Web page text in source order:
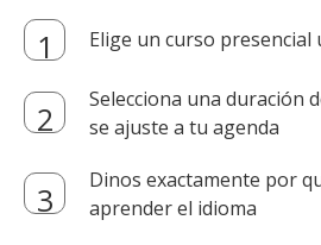
Elige un curso presencial
Selecciona una duración
se ajuste a tu agenda
Dinos exactamente por
aprender el idioma